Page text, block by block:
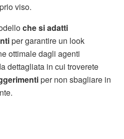
viso.
che si adatti
per garantire un look
ottimale dagli agenti
dettagliata in cui troverete
per non sbagliare in